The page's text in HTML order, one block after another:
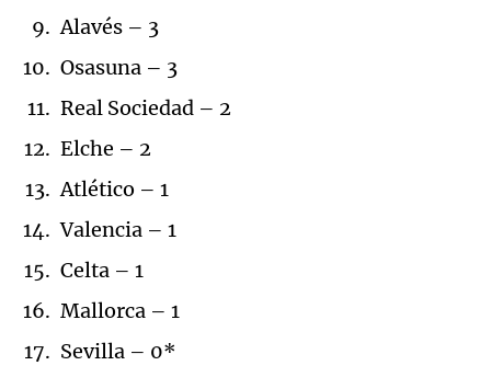
Alavés – 3
Osasuna – 3
Real Sociedad – 2
Elche – 2
Atlético – 1
Valencia – 1
Celta – 1
Mallorca – 1
Sevilla – 0*